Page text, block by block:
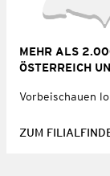
MEHR ALS
ÖSTERREICH
Vorbeischauen
ZUM